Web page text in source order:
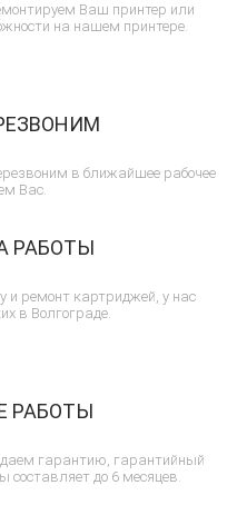
Ваш принтер или
на нашем принтере.
в ближайшее рабочее
Вас.
РАБОТЫ
и ремонт картриджей, у нас
в Волгограде.
РАБОТЫ
гарантию, гарантийный
составляет до 6 месяцев.